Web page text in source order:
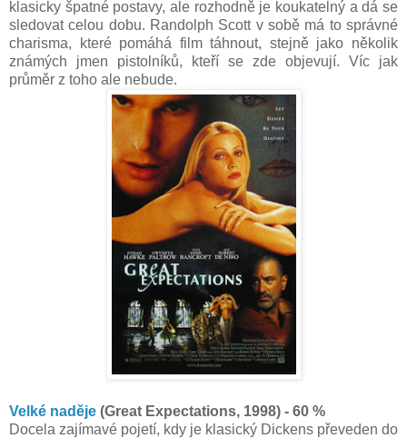
klasicky špatné postavy, ale rozhodně je koukatelný a dá se
sledovat celou dobu. Randolph Scott v sobě má to správné
charisma, které pomáhá film táhnout, stejně jako několik
známých jmen pistolníků, kteří se zde objevují. Víc jak
průměr z toho ale nebude.
Velké naděje (Great Expectations, 1998) - 60 %
Docela zajímavé pojetí, kdy je klasický Dickens převeden do